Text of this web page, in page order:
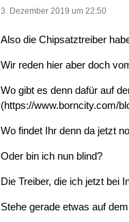
3. Dezember 2019 um 22:50
Also die Chipsatztreiber
Wir reden hier aber doch
Wo gibt es denn dafür auf
(https://www.borncity.com/
Wo findet Ihr denn da jetzt
Oder bin ich nun blind?
Die Treiber, die ich jetzt bei
Stehe gerade etwas auf